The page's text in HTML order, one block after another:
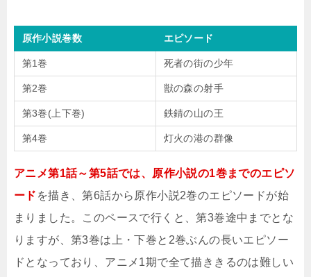
原作小説巻数 エピソード
第1巻 死者の街の少年
第2巻 獣の森の射手
第3巻(上下巻) 鉄錆の山の王
第4巻 灯火の港の群像
アニメ第1話～第5話では、原作小説の1巻までのエピソ
ード を描き、第6話から原作小説2巻のエピソードが始
まりました。このペースで行くと、第3巻途中までとな
りますが、第3巻は上・下巻と2巻ぶんの長いエピソー
ドとなっており、アニメ1期で全て描ききるのは難しい